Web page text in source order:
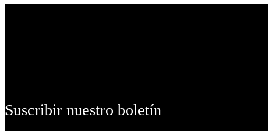
Suscribir nuestro boletín